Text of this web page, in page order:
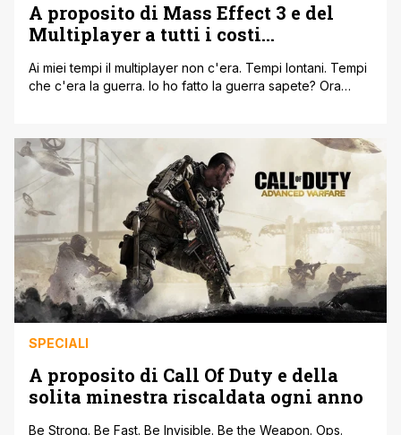
A proposito di Mass Effect 3 e del
Multiplayer a tutti i costi…
Ai miei tempi il multiplayer non c'era. Tempi lontani. Tempi
che c'era la guerra. Io ho fatto la guerra sapete? Ora
multiplayer non veniva considerato più di tanto. Anzi, non
veniva considerato punto [']
SPECIALI
A proposito di Call Of Duty e della
solita minestra riscaldata ogni anno
Be Strong. Be Fast. Be Invisible. Be the Weapon. Ops.